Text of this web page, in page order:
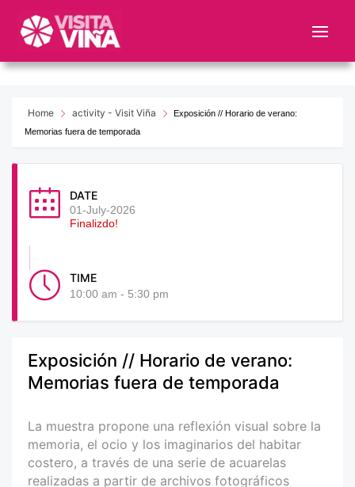
este
web
sistemaHome activity - Visit Viña
Exposición // Horario de verano:
Memorias fuera de temporada
DATE
01-July-2026
Finalizdo!
TIME
10:00 am - 5:30 pm
Exposición // Horario de verano:
Memorias fuera de temporada
La muestra propone una reflexión visual sobre la
memoria, el ocio y los imaginarios del habitar
costero, a través de una serie de acuarelas
realizadas a partir de archivos fotográficos